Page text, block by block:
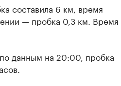
составила 6 км, время
— пробка 0,3 км. Время
данным на 20:00, пробка